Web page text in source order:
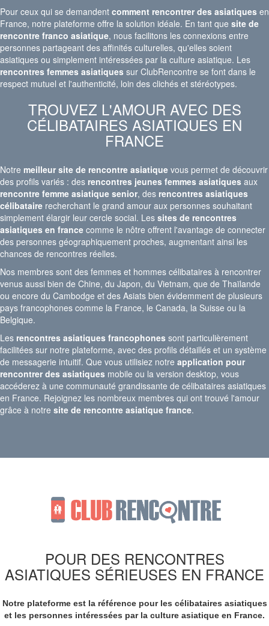
Pour ceux qui se demandent comment rencontrer des asiatiques en
France, notre plateforme offre la solution idéale. En tant que site de
rencontre franco asiatique, nous facilitons les connexions entre
personnes partageant des affinités culturelles, qu'elles soient
asiatiques ou simplement intéressées par la culture asiatique. Les
rencontres femmes asiatiques sur ClubRencontre se font dans le
respect mutuel et l'authenticité, loin des clichés et stéréotypes.
TROUVEZ L'AMOUR AVEC DES
CÉLIBATAIRES ASIATIQUES EN
FRANCE
Notre meilleur site de rencontre asiatique vous permet de découvrir
des profils variés : des rencontres jeunes femmes asiatiques aux
rencontre femme asiatique senior, des rencontres asiatiques
célibataire recherchant le grand amour aux personnes souhaitant
simplement élargir leur cercle social. Les sites de rencontres
asiatiques en france comme le nôtre offrent l'avantage de connecter
des personnes géographiquement proches, augmentant ainsi les
chances de rencontres réelles.
Nos membres sont des femmes et hommes célibataires à rencontrer
venus aussi bien de Chine, du Japon, du Vietnam, que de Thaïlande
ou encore du Cambodge et des Asiats bien évidemment de plusieurs
pays francophones comme la France, le Canada, la Suisse ou la
Belgique.
Les rencontres asiatiques francophones sont particulièrement
facilitées sur notre plateforme, avec des profils détaillés et un système
de messagerie intuitif. Que vous utilisiez notre application pour
rencontrer des asiatiques mobile ou la version desktop, vous
accéderez à une communauté grandissante de célibataires asiatiques
en France. Rejoignez les nombreux membres qui ont trouvé l'amour
grâce à notre site de rencontre asiatique france.
POUR DES RENCONTRES
ASIATIQUES SÉRIEUSES EN FRANCE
Notre plateforme est la référence pour les célibataires asiatiques
et les personnes intéressées par la culture asiatique en France.